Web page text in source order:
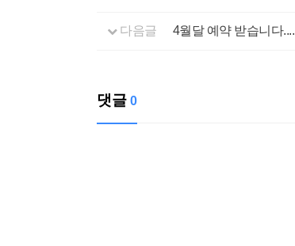
다음글 4월달 예약 받습니다....
댓글 0